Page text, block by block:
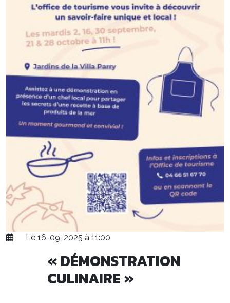
Le 16-09-2025 à 11:00
« DÉMONSTRATION
CULINAIRE »